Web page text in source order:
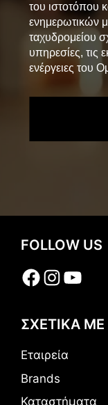
του ιστοτόπου
ενημερωτικών
ταχυδρομείου
υπηρεσίες, τις
ενέργειες του
FOLLOW US
Facebook
ΣΧΕΤΙΚΑ ΜΕ
Εταιρεία
Brands
Καταστήματα